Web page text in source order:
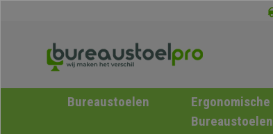
Bureaustoelen
Ergonomische
Bureaustoelen